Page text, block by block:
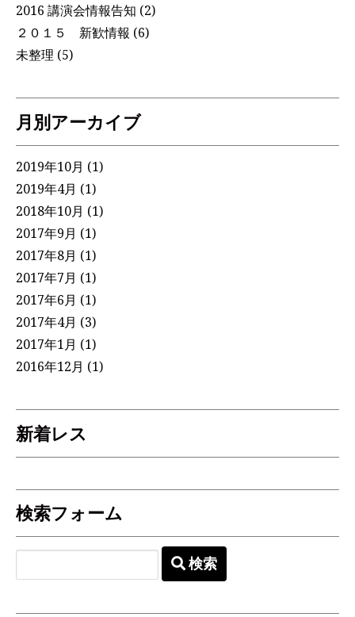
2016 講演会情報告知 (2)
２０１５ 新歓情報 (6)
未整理 (5)
月別アーカイブ
2019年10月 (1)
2019年4月 (1)
2018年10月 (1)
2017年9月 (1)
2017年8月 (1)
2017年7月 (1)
2017年6月 (1)
2017年4月 (3)
2017年1月 (1)
2016年12月 (1)
新着レス
検索フォーム
検索